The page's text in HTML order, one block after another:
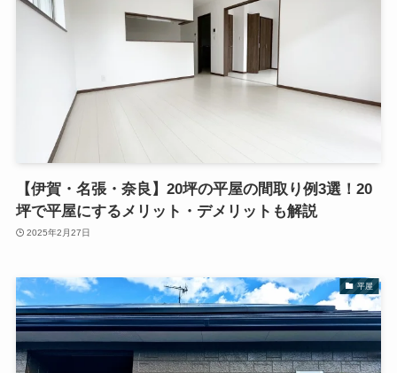
【伊賀・名張・奈良】20坪の平屋の間取り例3選！20
坪で平屋にするメリット・デメリットも解説
2025年2月27日
平屋